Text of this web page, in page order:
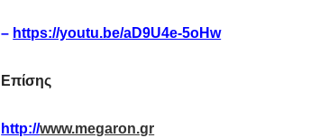
– https://youtu.be/aD9U4e-5oHw
Επίσης
http://www.megaron.gr